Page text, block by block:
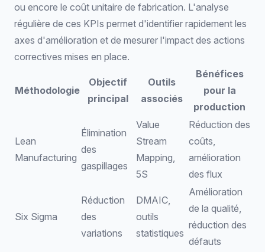
ou encore le coût unitaire de fabrication. L'analyse
régulière de ces KPIs permet d'identifier rapidement les
axes d'amélioration et de mesurer l'impact des actions
correctives mises en place.
Méthodologie
Objectif
principal
Outils
associés
Bénéfices
pour la
production
Lean
Manufacturing
Élimination
des
gaspillages
Value
Stream
Mapping,
5S
Réduction des
coûts,
amélioration
des flux
Six Sigma
Réduction
des
variations
DMAIC,
outils
statistiques
Amélioration
de la qualité,
réduction des
défauts